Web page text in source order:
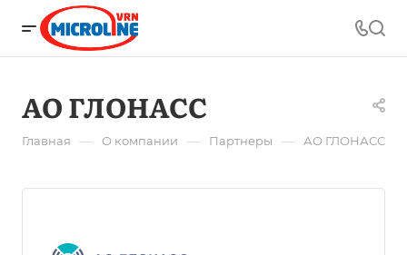
АО ГЛОНАСС
Главная — О компании — Партнеры — АО ГЛОНАСС